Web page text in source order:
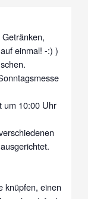
einmal! -:) )
um 10:00 Uhr
knüpfen, einen